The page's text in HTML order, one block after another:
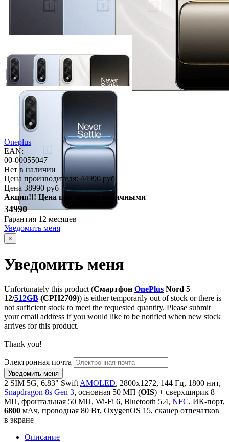
Oneplus
EAN:
00-00055047
Нет в наличии
Цена производителя:44990 руб
Цена 38990 руб
Акция!!! Цена при оплате наличными
34990
Гарантия 12 месяцев
Уведомить меня
×
Уведомить меня
Unfortunately this product (Смартфон OnePlus Nord 5
12/512GB (CPH2709)) is either temporarily out of stock or there is
not sufficient stock to meet the requested quantity. Please submit
your email address if you would like to be notified when new stock
arrives for this product.
Thank you!
Электронная почта
2 SIM 5G, 6.83" Swift AMOLED, 2800x1272, 144 Гц, 1800 нит,
Snapdragon 8s Gen 3, основная 50 МП (OIS) + сверхширик 8
МП, фронтальная 50 МП, Wi-Fi 6, Bluetooth 5.4, NFC, ИК-порт,
6800 мАч, проводная 80 Вт, OxygenOS 15, сканер отпечатков
в экране
Описание